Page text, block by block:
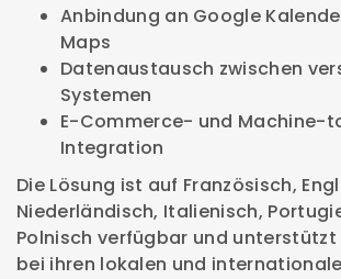
Anbindung an Google
Maps
Datenaustausch zwischen
Systemen
E-Commerce- und Machine-
Integration
Die Lösung ist auf Französisch,
Niederländisch, Italienisch,
Polnisch verfügbar und unterstützt
bei ihren lokalen und